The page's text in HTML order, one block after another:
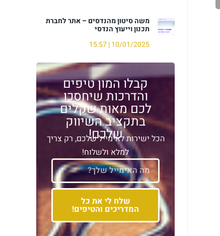
משה סיטון מהנדסים – אתר לחברת
תכנון וייעוץ הנדסי
10/01/2025
קבלו המון טיפים
והדרכות שיחסכו
לכם מאות שקלים
בתקציב השיווק
שלכם!​
הכל ישירות לאימייל שלכם, רק צריך
למלא ולשלוח!
שלח לי את כל
המדריכים והטיפים!